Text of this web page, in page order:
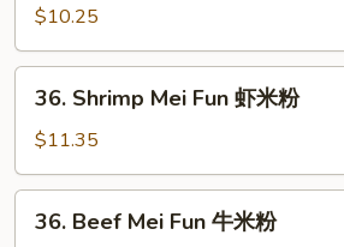
Mei
Fun
菜
$10.25
Shrimp
Mei
Fun
虾
36. Shrimp Mei Fun 虾米粉
$11.35
Beef
36. Beef Mei Fun 牛米粉